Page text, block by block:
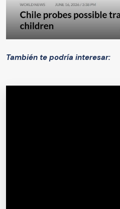
También te podría interesar: